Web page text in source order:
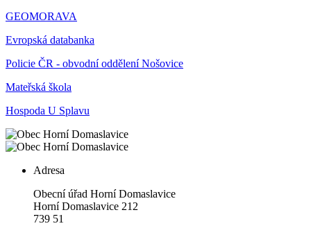
GEOMORAVA
Evropská databanka
Policie ČR - obvodní oddělení Nošovice
Mateřská škola
Hospoda U Splavu
Adresa
Obecní úřad Horní Domaslavice
Horní Domaslavice 212
739 51